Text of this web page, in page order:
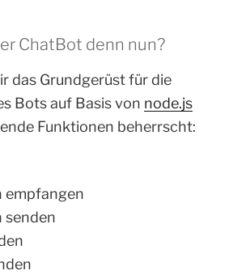
ChatBot denn nun?
das Grundgerüst für die
Bots auf Basis von node.js
Funktionen beherrscht:
empfangen
senden